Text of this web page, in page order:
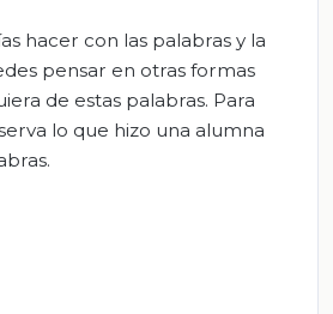
hacer con las palabras y la
pensar en otras formas
de estas palabras. Para
lo que hizo una alumna